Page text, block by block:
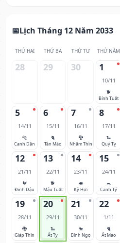
Lịch Tháng 12 Năm 2033
THỨ HAI THỨ BA THỨ TƯ THỨ NĂM
28 29 30 1
10/11
🐕
Bính Tuất
5
14/11
🐅
Canh Dần
6
15/11
🐈
Tân Mão
7
16/11
🐉
Nhâm Thìn
8
17/11
🐍
Quý Tỵ
12
21/11
🐓
Đinh Dậu
13
22/11
🐕
Mậu Tuất
14
23/11
🐖
Kỷ Hợi
15
24/11
🐀
Canh Tý
19
28/11
🐉
Giáp Thìn
20
29/11
🐍
Ất Tỵ
21
30/11
🐎
Bính Ngọ
22
1/11
🐈
Ất Mão